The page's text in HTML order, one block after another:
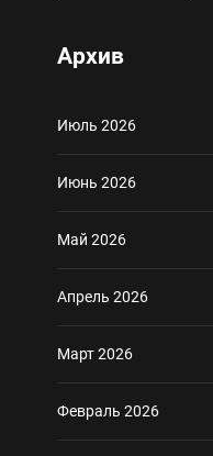
Архив
Июль 2026
Июнь 2026
Май 2026
Апрель 2026
Март 2026
Февраль 2026